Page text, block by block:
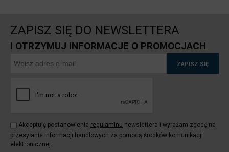
ZAPISZ SIĘ DO NEWSLETTERA
I OTRZYMUJ INFORMACJE O PROMOCJACH
ZAPISZ SIĘ
Akceptuję postanowienia regulaminu newslettera i wyrażam zgodę na
przesyłanie informacji handlowych za pomocą środków komunikacji
elektronicznej.